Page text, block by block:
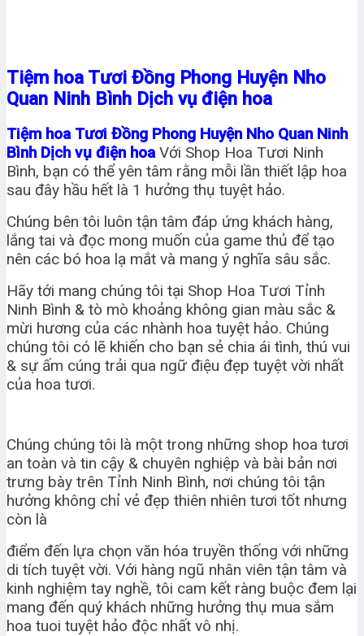
Tiệm hoa Tươi Đồng Phong Huyện Nho
Quan Ninh Bình Dịch vụ điện hoa
Tiệm hoa Tươi Đồng Phong Huyện Nho Quan Ninh
Bình Dịch vụ điện hoaVới Shop Hoa Tươi Ninh
Bình, bạn có thể yên tâm rằng mỗi lần thiết lập hoa
sau đây hầu hết là 1 hưởng thụ tuyệt hảo.
Chúng bên tôi luôn tận tâm đáp ứng khách hàng,
lắng tai và đọc mong muốn của game thủ để tạo
nên các bó hoa lạ mắt và mang ý nghĩa sâu sắc.
Hãy tới mang chúng tôi tại Shop Hoa Tươi Tỉnh
Ninh Bình & tò mò khoảng không gian màu sắc &
mừi hương của các nhành hoa tuyệt hảo. Chúng
chúng tôi có lẽ khiến cho bạn sẻ chia ái tình, thú vui
& sự ấm cúng trải qua ngữ điệu đẹp tuyệt vời nhất
của hoa tươi.
Chúng chúng tôi là một trong những shop hoa tươi
an toàn và tin cậy & chuyên nghiệp và bài bản nơi
trưng bày trên Tỉnh Ninh Bình, nơi chúng tôi tận
hưởng không chỉ vẻ đẹp thiên nhiên tươi tốt nhưng
còn là
điểm đến lựa chọn văn hóa truyền thống với những
di tích tuyệt vời. Với hàng ngũ nhân viên tận tâm và
kinh nghiệm tay nghề, tôi cam kết ràng buộc đem lại
mang đến quý khách những hưởng thụ mua sắm
hoa tuoi tuyệt hảo độc nhất vô nhị.